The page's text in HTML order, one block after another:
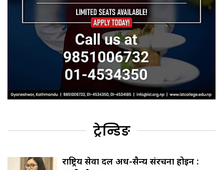
ट्रेन्डिङ
राष्ट्रिय सेवा दल अर्ध-सैन्य संरचना होइन :